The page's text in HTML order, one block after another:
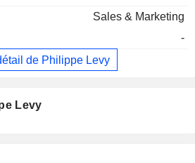
Sales & Marketing
-
de Philippe Levy
Levy